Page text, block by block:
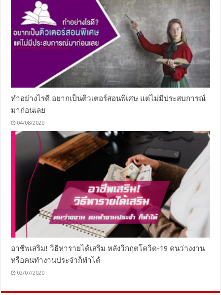
ทำอย่างไรดี อยากเป็นติวเตอร์สอนพิเศษ แต่ไม่มีประสบการณ์
มาก่อนเลย
04/08/2020
อาชีพเสริม! วิธีหารายได้เสริม หลังวิกฤตโควิด-19 คนว่างงาน
หรือคนทำงานประจำก็ทำได้
02/07/2020